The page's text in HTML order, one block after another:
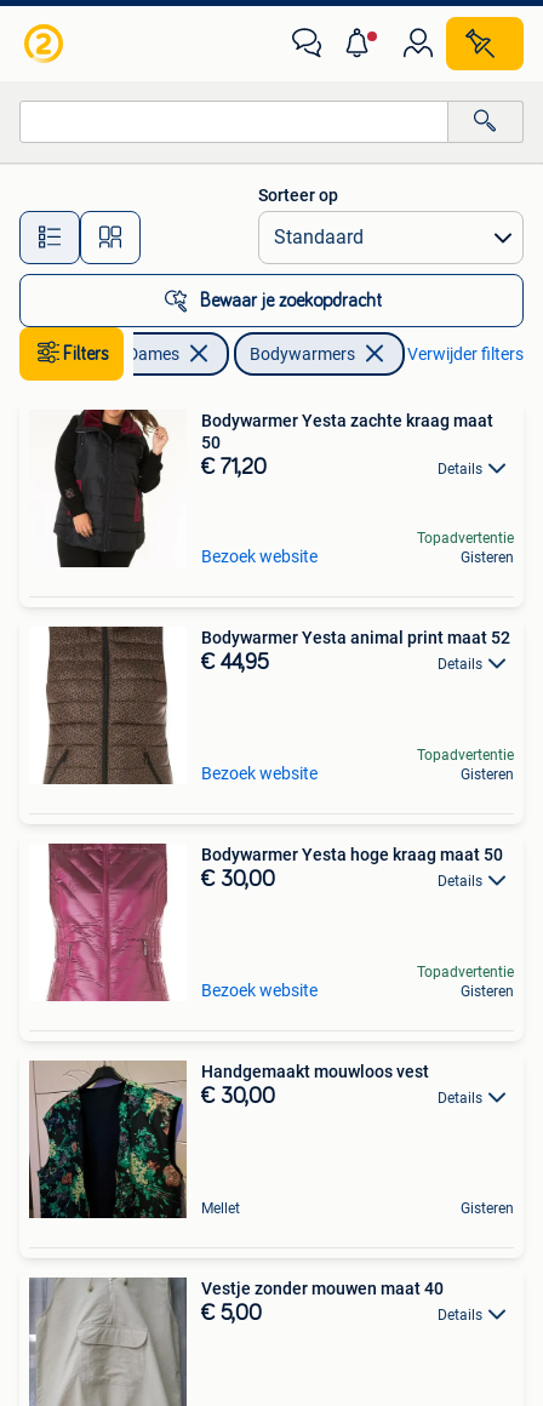
Alle afstanden…
Sorteer op
Bewaar je zoekopdracht
Filters
Kleding | Dames Bodywarmers Verwijder filters
Bodywarmer Yesta zachte kraag maat
50
€ 71,20 Details
Bezoek website
Topadvertentie
Gisteren
Bodywarmer Yesta animal print maat 52
€ 44,95 Details
Bezoek website
Topadvertentie
Gisteren
Bodywarmer Yesta hoge kraag maat 50
€ 30,00 Details
Bezoek website
Topadvertentie
Gisteren
Handgemaakt mouwloos vest
€ 30,00 Details
Mellet Gisteren
Vestje zonder mouwen maat 40
€ 5,00 Details